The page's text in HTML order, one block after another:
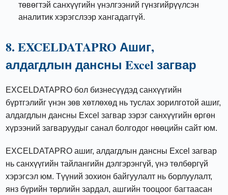
төвөгтэй санхүүгийн үнэлгээний гүнзгийрүүлсэн
аналитик хэрэгслээр хангадаггүй.
8. EXCELDATAPRO Ашиг,
алдагдлын дансны Excel загвар
EXCELDATAPRO бол бизнесүүдэд санхүүгийн
бүртгэлийг үнэн зөв хөтлөхөд нь туслах зорилготой ашиг,
алдагдлын дансны Excel загвар зэрэг санхүүгийн өргөн
хүрээний загваруудыг санал болгодог нөөцийн сайт юм.
EXCELDATAPRO ашиг, алдагдлын дансны Excel загвар
нь санхүүгийн тайлангийн дэлгэрэнгүй, үнэ төлбөргүй
хэрэгсэл юм. Түүний зохион байгуулалт нь борлуулалт,
янз бүрийн төрлийн зардал, ашгийн тооцоог багтаасан